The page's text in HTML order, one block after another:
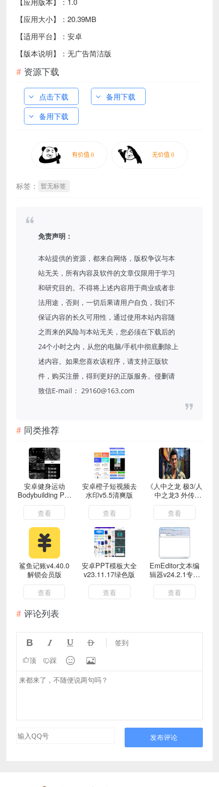
【应用大小】：20.39MB
【适用平台】：安卓
【版本说明】：无广告简洁版
资源下载
点击下载
备用下载
备用下载
标签： 暂无标签
免责声明：
本站提供的资源，都来自网络，版权争议与本
站无关，所有内容及软件的文章仅限用于学习
和研究目的。不得将上述内容用于商业或者非
法用途，否则，一切后果请用户自负，我们不
保证内容的长久可用性，通过使用本站内容随
之而来的风险与本站无关，您必须在下载后的
24个小时之内，从您的电脑/手机中彻底删除上
述内容。如果您喜欢该程序，请支持正版软
件，购买注册，得到更好的正版服务。侵删请
致信E-mail： 29160@163.com
同类推荐
安卓健身运动
Bodybuilding Pro
v4.21专业版
查看
安卓橙子短视频去
水印v5.5清爽版
查看
《人中之龙 极3/人
中之龙3 外传
Dark Ties》中文
版
查看
鲨鱼记账v4.40.0
解锁会员版
查看
安卓PPT模板大全
v23.11.17绿色版
查看
EmEditor文本编
辑器v24.2.1专业
版
查看
评论列表
    签到
顶 踩  
发布评论